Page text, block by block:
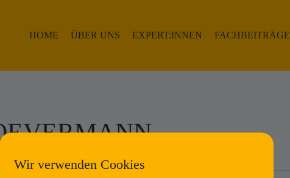
HOME ÜBER UNS EXPERT:INNEN FACHBEITRÄGE
Wir verwenden Cookies